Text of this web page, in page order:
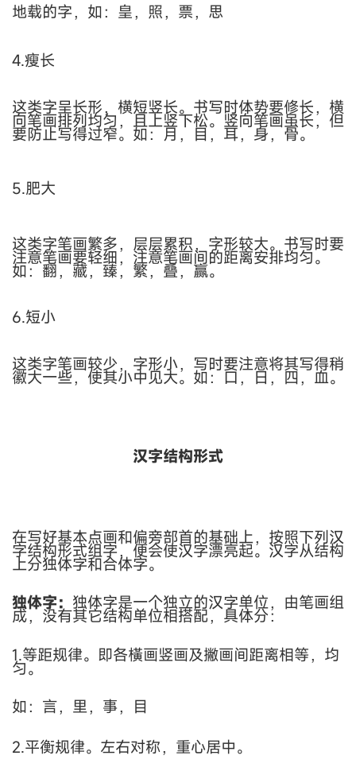
地载的字，如：皇，照，票，思
4.瘦长
这类字呈长形，横短竖长。书写时体势要修长，横
向笔画排列均匀，且上竖下松。竖向笔画虽长，但
要防止写得过窄。如：月，目，耳，身，骨。
5.肥大
这类字笔画繁多，层层累积，字形较大。书写时要
注意笔画要轻细，注意笔画间的距离安排均匀。
如：翻，藏，臻，繁，叠，赢。
6.短小
这类字笔画较少，字形小，写时要注意将其写得稍
徽大一些，使其小中见大。如：口，日，四，血。
汉字结构形式
在写好基本点画和偏旁部首的基础上，按照下列汉
字结构形式组字，便会使汉字漂亮起。汉字从结构
上分独体字和合体字。
独体字： 独体字是一个独立的汉字单位，由笔画组
成，没有其它结构单位相搭配，具体分：
1.等距规律。 即各橫画竖画及撇画间距离相等，均
匀。
如：言，里，事，目
2.平衡规律。左右对称，重心居中。